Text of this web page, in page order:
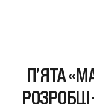
П’ЯТА